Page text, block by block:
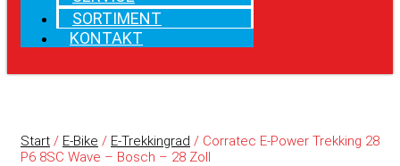
SORTIMENT
KONTAKT
Start / E-Bike / E-Trekkingrad / Corratec E-Power Trekking 28
P6 8SC Wave – Bosch – 28 Zoll